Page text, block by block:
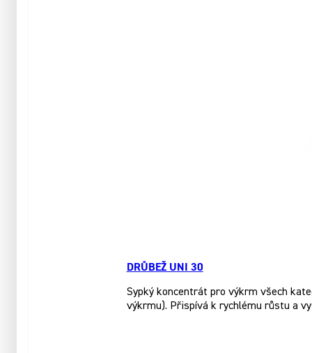
DRŮBEŽ UNI 30
Sypký koncentrát pro výkrm všech
výkrmu). Přispívá k rychlému růstu a